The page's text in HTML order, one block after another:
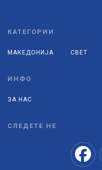
КАТЕГОРИИ
МАКЕДОНИЈА СВЕТ
ИНФО
ЗА НАС
СЛЕДЕТЕ НЕ